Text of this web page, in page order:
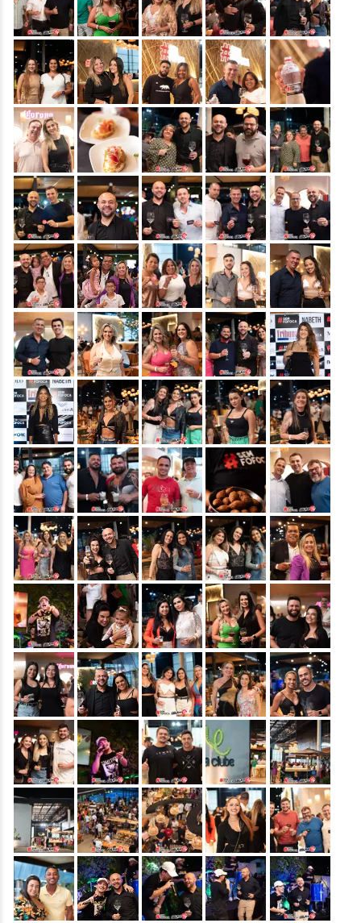
&nbsp; &nbsp; &nbsp; &nbsp; &nbsp;
&nbsp; &nbsp; &nbsp; &nbsp; &nbsp;
&nbsp; &nbsp; &nbsp; &nbsp; &nbsp;
&nbsp; &nbsp; &nbsp; &nbsp; &nbsp;
&nbsp; &nbsp; &nbsp; &nbsp; &nbsp;
&nbsp; &nbsp; &nbsp; &nbsp; &nbsp;
&nbsp; &nbsp; &nbsp; &nbsp; &nbsp;
&nbsp; &nbsp; &nbsp; &nbsp; &nbsp;
&nbsp; &nbsp; &nbsp; &nbsp; &nbsp;
&nbsp; &nbsp; &nbsp; &nbsp; &nbsp;
&nbsp; &nbsp; &nbsp; &nbsp; &nbsp;
&nbsp; &nbsp; &nbsp; &nbsp; &nbsp;
&nbsp; &nbsp; &nbsp; &nbsp; &nbsp;